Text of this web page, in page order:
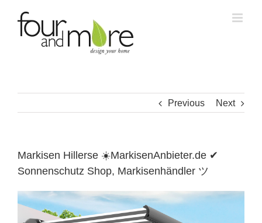
content
Previous Next
Markisen Hillerse ☀️MarkisenAnbieter.de ✔
Sonnenschutz Shop, Markisenhändler ツ